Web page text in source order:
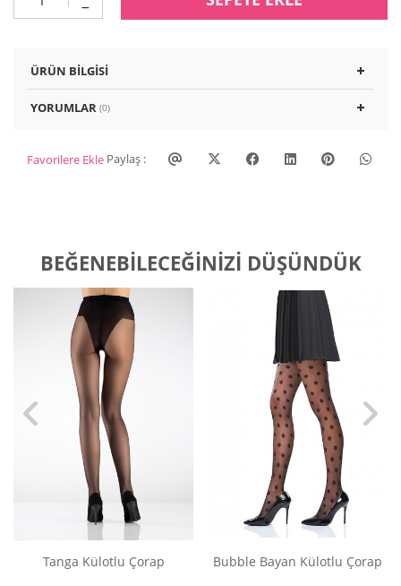
ÜRÜN BILGISI
YORUMLAR (0)
Favorilere Ekle Paylaş :
BEĞENEBILECEĞINIZI DÜŞÜNDÜK
Tanga Külotlu Çorap Bubble Bayan Külotlu Çorap